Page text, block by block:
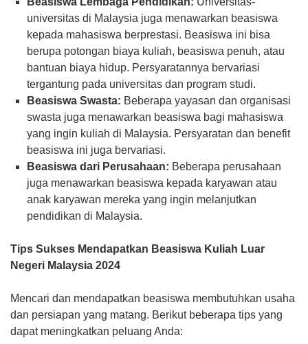
universitas di Malaysia juga menawarkan beasiswa
kepada mahasiswa berprestasi. Beasiswa ini bisa
berupa potongan biaya kuliah, beasiswa penuh, atau
bantuan biaya hidup. Persyaratannya bervariasi
tergantung pada universitas dan program studi.
Beasiswa Swasta: Beberapa yayasan dan organisasi
swasta juga menawarkan beasiswa bagi mahasiswa
yang ingin kuliah di Malaysia. Persyaratan dan benefit
beasiswa ini juga bervariasi.
Beasiswa dari Perusahaan: Beberapa perusahaan
juga menawarkan beasiswa kepada karyawan atau
anak karyawan mereka yang ingin melanjutkan
pendidikan di Malaysia.
Tips Sukses Mendapatkan Beasiswa Kuliah Luar
Negeri Malaysia 2024
Mencari dan mendapatkan beasiswa membutuhkan usaha
dan persiapan yang matang. Berikut beberapa tips yang
dapat meningkatkan peluang Anda: